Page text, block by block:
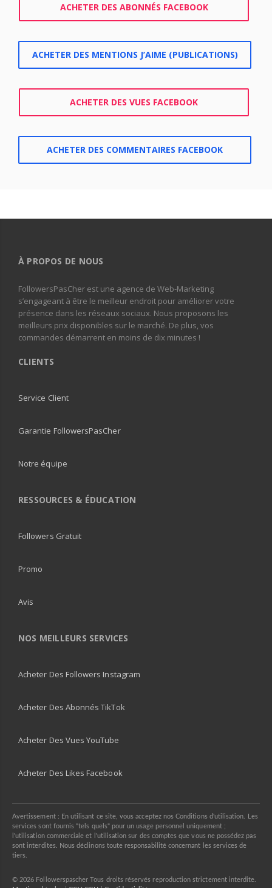
ACHETER DES ABONNÉS FACEBOOK
ACHETER DES MENTIONS J’AIME (PUBLICATIONS)
ACHETER DES VUES FACEBOOK
ACHETER DES COMMENTAIRES FACEBOOK
À PROPOS DE NOUS
FollowersPasCher est une agence de Web-Marketing
s’engageant à être le meilleur endroit pour améliorer votre
présence dans les réseaux sociaux. Nous proposons les
meilleurs prix disponibles sur le marché. De plus, vos
commandes démarrent en moins de dix minutes !
CLIENTS
Service Client
Garantie FollowersPasCher
Notre équipe
RESSOURCES & ÉDUCATION
Followers Gratuit
Promo
Avis
NOS MEILLEURS SERVICES
Acheter Des Followers Instagram
Acheter Des Abonnés TikTok
Acheter Des Vues YouTube
Acheter Des Likes Facebook
Avertissement : En utilisant ce site, vous acceptez nos Conditions d'utilisation. Les
services sont fournis "tels quels" pour un usage personnel uniquement ;
l'utilisation commerciale et l'utilisation sur des comptes que vous ne possédez pas
sont interdites. Nous déclinons toute responsabilité concernant les services de
tiers.
© 2026 Followerspascher Tous droits réservés reproduction strictement interdite.